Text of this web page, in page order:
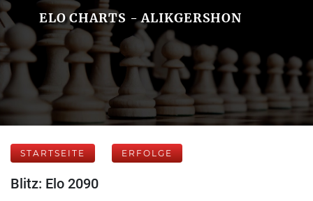
ELO CHARTS - ALIKGERSHON
STARTSEITE ERFOLGE
Blitz: Elo 2090